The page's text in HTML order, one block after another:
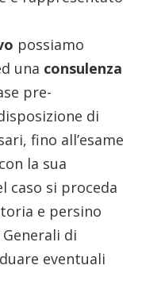
possiamo
una consulenza
pre-
di
fino all’esame
la sua
caso si proceda
e persino
di
eventuali